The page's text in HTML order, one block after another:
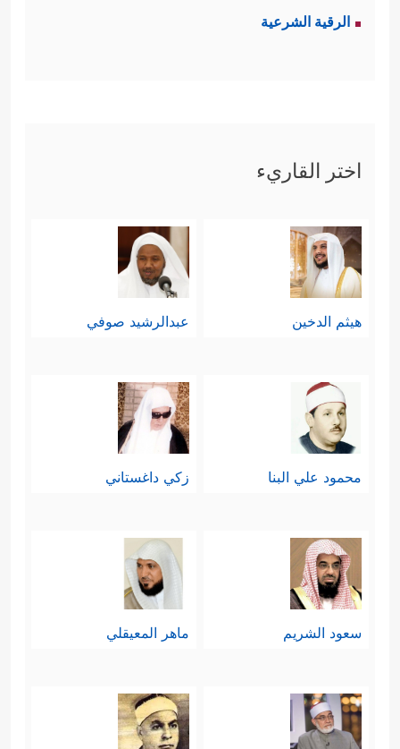
الرقية الشرعية
اختر القاريء
هيثم الدخين عبدالرشيد صوفي
محمود علي البنا زكي داغستاني
سعود الشريم ماهر المعيقلي